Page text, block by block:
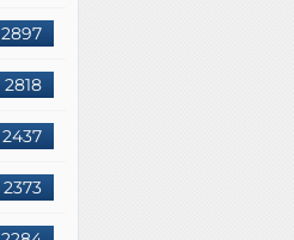
2897
2818
2437
2373